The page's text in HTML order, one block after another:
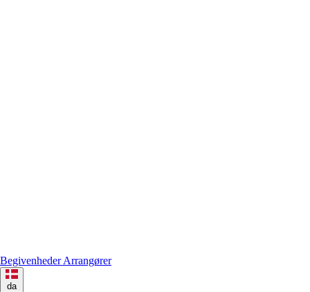
BegivenhederArrangører
da